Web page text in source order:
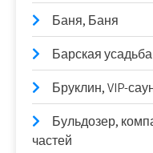
Баня, Баня
Барская усадьба
Бруклин, VIP-
Бульдозер,
частей